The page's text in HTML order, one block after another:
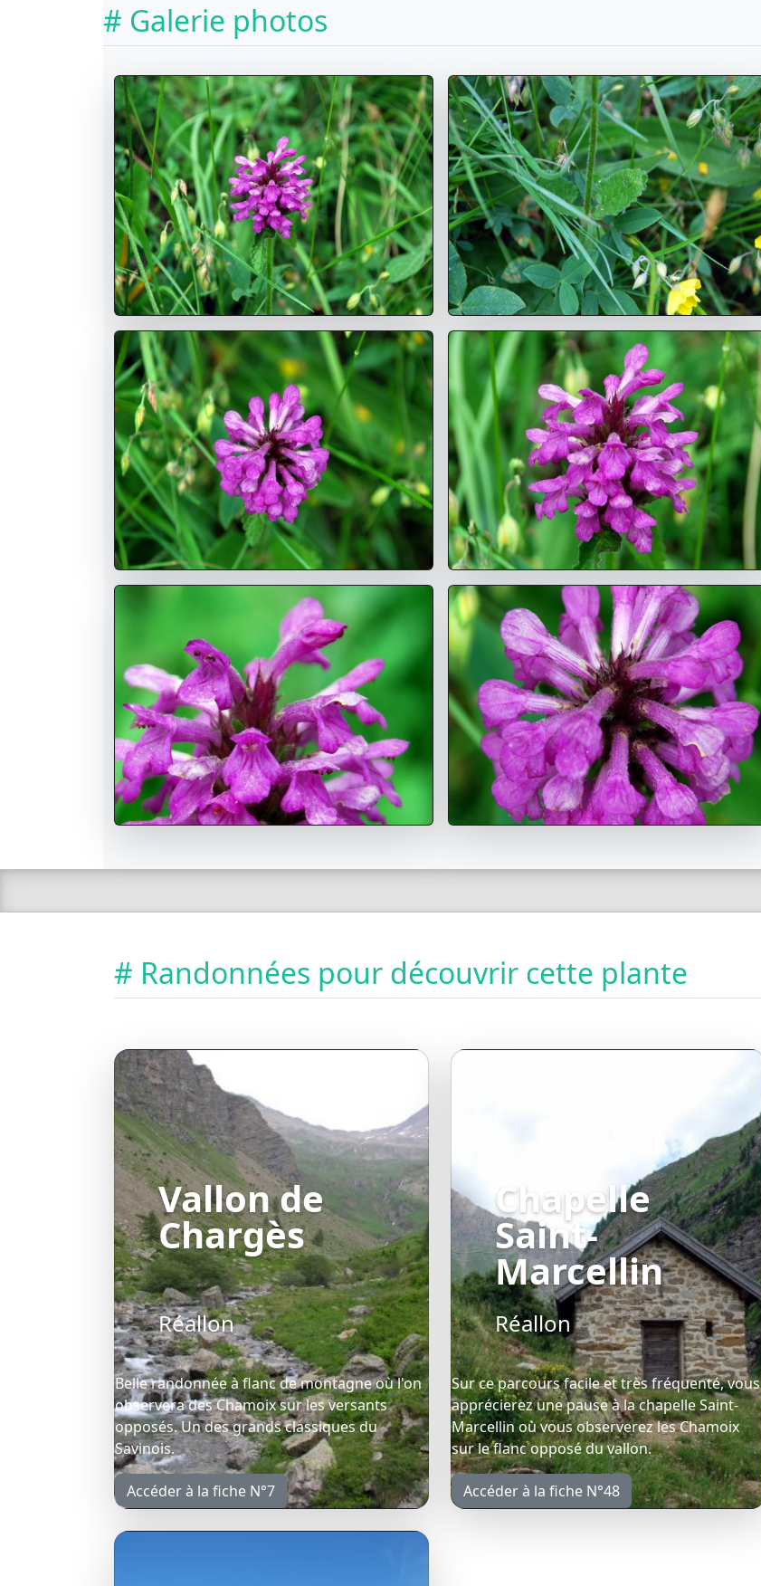
# Galerie photos
# Randonnées pour découvrir cette plante
Vallon de
Chargès
Réallon
Belle randonnée à flanc de montagne où l'on
observera des Chamoix sur les versants
opposés. Un des grands classiques du
Savinois.
Accéder à la fiche N°7
Chapelle
Saint-
Marcellin
Réallon
Sur ce parcours facile et très fréquenté, vous
apprécierez une pause à la chapelle Saint-
Marcellin où vous observerez les Chamoix
sur le flanc opposé du vallon.
Accéder à la fiche N°48